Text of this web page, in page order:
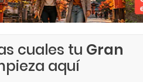
cuales tu Gran
aquí